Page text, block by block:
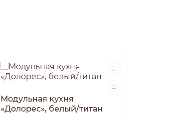
Модульная кухня
«Долорес», белый/титан